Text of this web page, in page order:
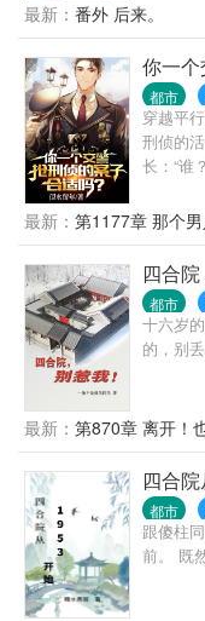
最新： 番外 后来。
你一
都市
穿越平
刑侦的
长：“谁
最新： 第1177章 那个男
四合
都市
十六岁
的，别
最新： 第870章 离开！
四合
都市
跟傻柱
前。 既